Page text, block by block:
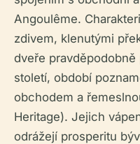
Angoulême.
zdivem, klenutými
dveře pravděpodobně
století, období
obchodem a
Heritage). Jejich
odrážejí prosperitu